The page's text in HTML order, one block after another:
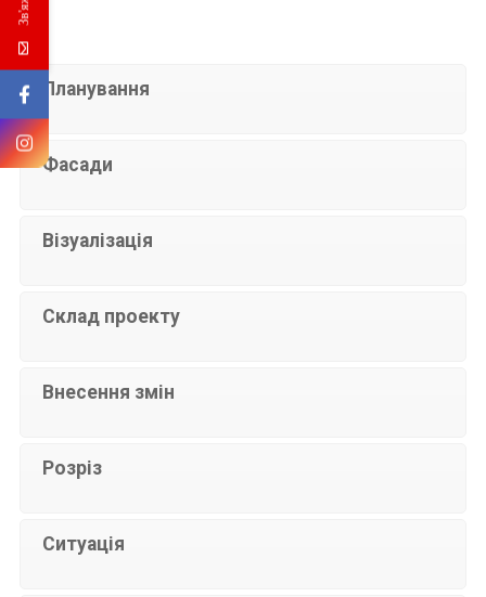
Планування
Фасади
Візуалізація
Склад проекту
Внесення змін
Розріз
Ситуація